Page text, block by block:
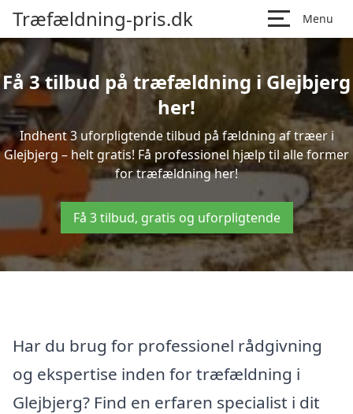
Træfældning-pris.dk Menu
Få 3 tilbud på træfældning i Glejbjerg
her!
Indhent 3 uforpligtende tilbud på fældning af træer i
Glejbjerg – helt gratis! Få professionel hjælp til alle former
for træfældning her!
Få 3 tilbud, gratis og uforpligtende
Har du brug for professionel rådgivning
og ekspertise inden for træfældning i
Glejbjerg? Find en erfaren specialist i dit